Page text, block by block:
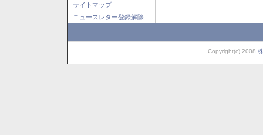
サイトマップ
ニュースレター登録解除
Copyright(c) 2008